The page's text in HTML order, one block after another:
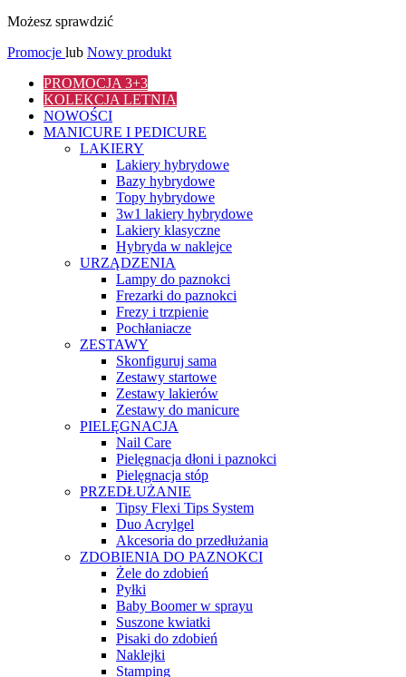
Możesz sprawdzić
Promocje lub Nowy produkt
PROMOCJA 3+3
KOLEKCJA LETNIA
NOWOŚCI
MANICURE I PEDICURE
LAKIERY
Lakiery hybrydowe
Bazy hybrydowe
Topy hybrydowe
3w1 lakiery hybrydowe
Lakiery klasyczne
Hybryda w naklejce
URZĄDZENIA
Lampy do paznokci
Frezarki do paznokci
Frezy i trzpienie
Pochłaniacze
ZESTAWY
Skonfiguruj sama
Zestawy startowe
Zestawy lakierów
Zestawy do manicure
PIELĘGNACJA
Nail Care
Pielęgnacja dłoni i paznokci
Pielęgnacja stóp
PRZEDŁUŻANIE
Tipsy Flexi Tips System
Duo Acrylgel
Akcesoria do przedłużania
ZDOBIENIA DO PAZNOKCI
Żele do zdobień
Pyłki
Baby Boomer w sprayu
Suszone kwiatki
Pisaki do zdobień
Naklejki
Stamping